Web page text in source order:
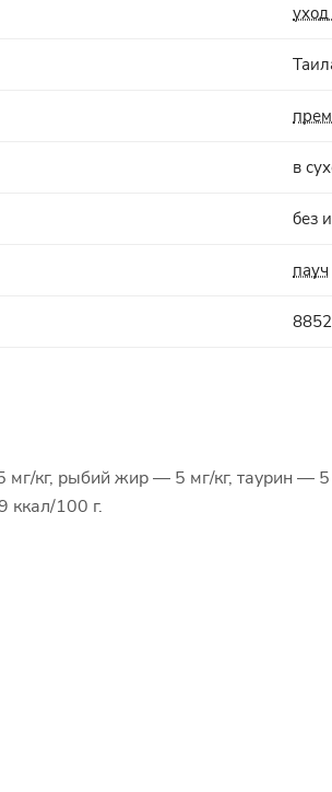
в
без
пауч
кг, рыбий жир — 5 мг/кг, таурин
ккал/100 г.